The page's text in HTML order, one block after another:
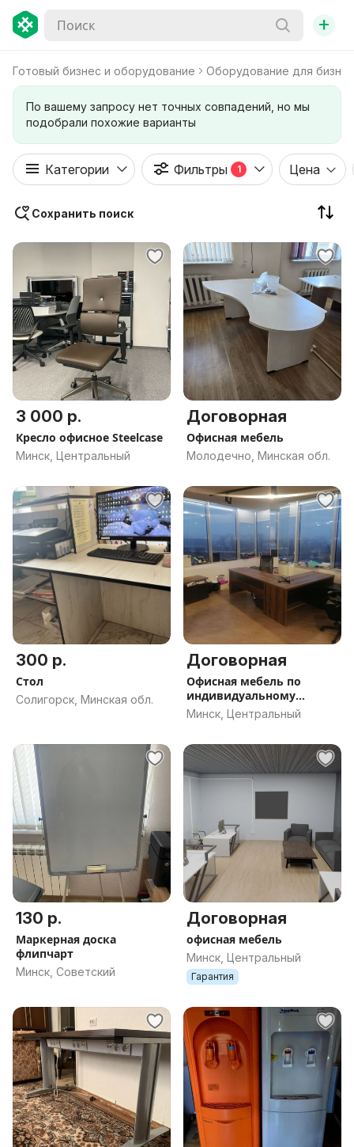
+
Готовый бизнес и оборудование Оборудование для
По вашему запросу нет точных совпадений, но мы
подобрали похожие варианты
Категории Фильтры 1 Цена
Сохранить поиск
3 000 р.
Кресло офисное Steelcase
Минск, Центральный
Договорная
Офисная мебель
Молодечно, Минская обл.
300 р.
Стол
Солигорск, Минская обл.
Договорная
Офисная мебель по
индивидуальному
заказу, мебель для
руководителя по
Минск, Центральный
130 р.
Маркерная доска
флипчарт
Минск, Советский
Договорная
офисная мебель
Минск, Центральный
Гарантия